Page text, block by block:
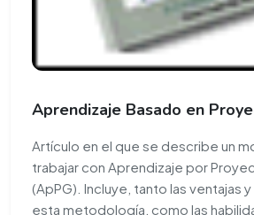
Aprendizaje Basado en
Artículo en el que se describe un
trabajar con Aprendizaje por
(ApPG). Incluye, tanto las ventajas
esta metodología, como las